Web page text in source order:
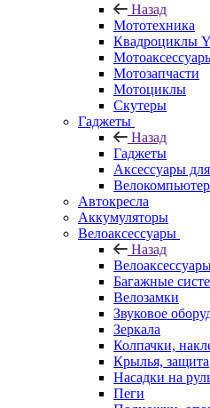
Назад
Мототехника
Квадроциклы
Мотозапчасти
Мотоциклы
Скутеры
Гаджеты
Назад
Гаджеты
Аксессуары
Автокресла
Аккумуляторы
Велоаксессуары
Назад
Багажные
Велозамки
Звуковое
Зеркала
Колпачки,
Крылья, защита
Насадки на
Пеги